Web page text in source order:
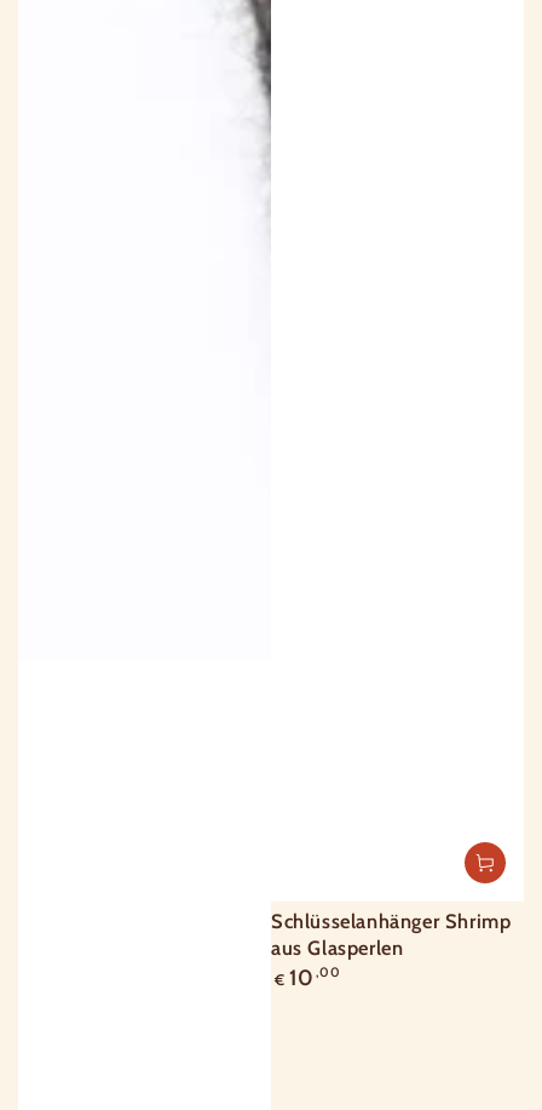
Schlüsselanhänger Shrimp
aus Glasperlen
Regulärer
€ 10 ,00